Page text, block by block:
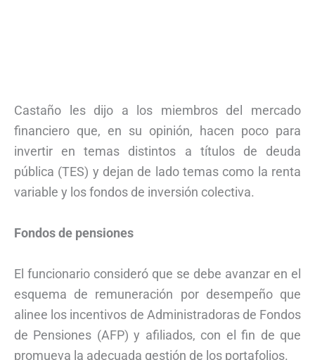
Castaño les dijo a los miembros del mercado
financiero que, en su opinión, hacen poco para
invertir en temas distintos a títulos de deuda
pública (TES) y dejan de lado temas como la renta
variable y los fondos de inversión colectiva.
Fondos de pensiones
El funcionario consideró que se debe avanzar en el
esquema de remuneración por desempeño que
alinee los incentivos de Administradoras de Fondos
de Pensiones (AFP) y afiliados, con el fin de que
promueva la adecuada gestión de los portafolios.